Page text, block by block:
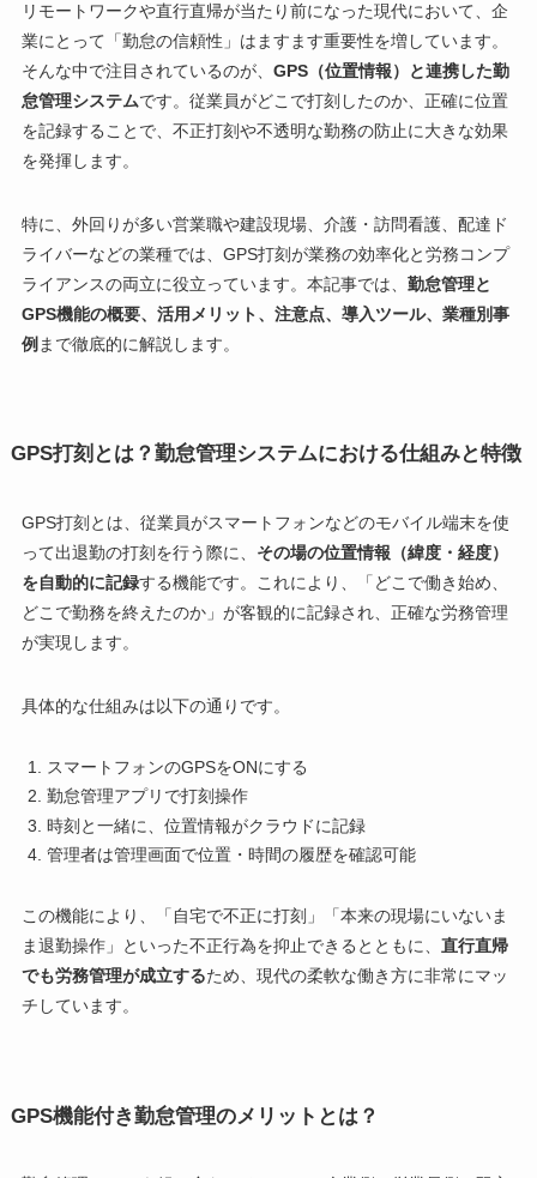
リモートワークや直行直帰が当たり前になった現代において、企
業にとって「勤怠の信頼性」はますます重要性を増しています。
そんな中で注目されているのが、 GPS（位置情報）と連携した勤
怠管理システムです。従業員がどこで打刻したのか、正確に位置
を記録することで、不正打刻や不透明な勤務の防止に大きな効果
を発揮します。
特に、外回りが多い営業職や建設現場、介護・訪問看護、配達ド
ライバーなどの業種では、GPS打刻が業務の効率化と労務コンプ
ライアンスの両立に役立っています。本記事では、 勤怠管理と
GPS機能の概要、活用メリット、注意点、導入ツール、業種別事
例 まで徹底的に解説します。
GPS打刻とは？勤怠管理システムにおける仕組みと特徴
GPS打刻とは、従業員がスマートフォンなどのモバイル端末を使
って出退勤の打刻を行う際に、 その場の位置情報（緯度・経度）
を自動的に記録する機能です。これにより、「どこで働き始め、
どこで勤務を終えたのか」が客観的に記録され、正確な労務管理
が実現します。
具体的な仕組みは以下の通りです。
スマートフォンのGPSをONにする
勤怠管理アプリで打刻操作
時刻と一緒に、位置情報がクラウドに記録
管理者は管理画面で位置・時間の履歴を確認可能
この機能により、「自宅で不正に打刻」「本来の現場にいないま
ま退勤操作」といった不正行為を抑止できるとともに、 直行直帰
でも労務管理が成立するため、現代の柔軟な働き方に非常にマッ
チしています。
GPS機能付き勤怠管理のメリットとは？